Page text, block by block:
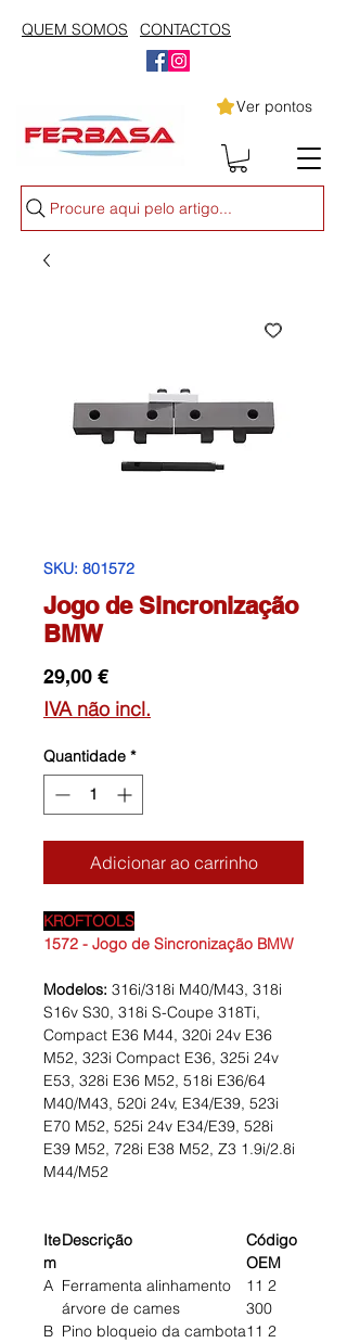
QUEM SOMOS CONTACTOS
Ver pontos
Procure aqui pelo artigo...
SKU: 801572
Jogo de Sincronização
BMW
29,00 €Preço
IVA não incl.
Quantidade *
Adicionar ao carrinho
KROFTOOLS
1572 - Jogo de Sincronização BMW
Modelos: 316i/318i M40/M43, 318i
S16v S30, 318i S-Coupe 318Ti,
Compact E36 M44, 320i 24v E36
M52, 323i Compact E36, 325i 24v
E53, 328i E36 M52, 518i E36/64
M40/M43, 520i 24v, E34/E39, 523i
E70 M52, 525i 24v E34/E39, 528i
E39 M52, 728i E38 M52, Z3 1.9i/2.8i
M44/M52
Ite
m
Descrição
Código
OEM
A Ferramenta alinhamento
árvore de cames
11 2
300
B Pino bloqueio da cambota11 2